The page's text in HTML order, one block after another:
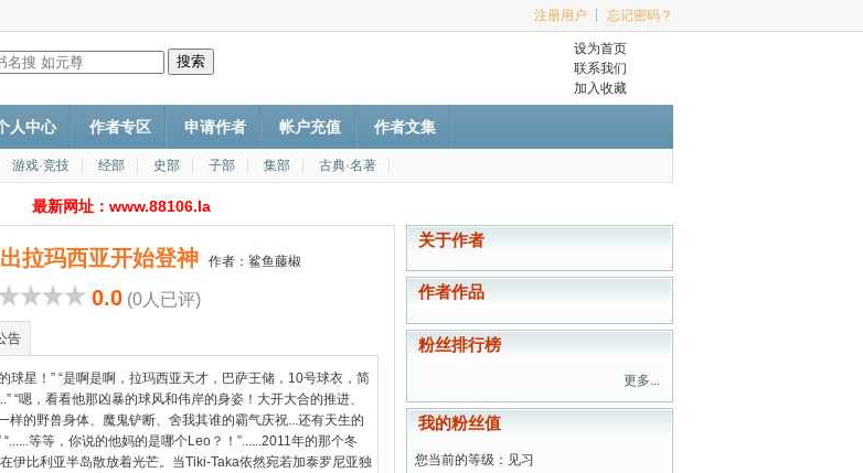
注册用户 ┊ 忘记密码？
设为首页
联系我们
加入收藏
人中心 作者专区 申请作者 帐户充值 作者文集
游戏·竞技 经部 史部 子部 集部 古典·名著
最新网址：www.88106.la
拉玛西亚开始登神 作者： 鲨鱼藤椒
0.0 (0人已评)
告
球星！” “是啊是啊，拉玛西亚天才，巴萨王储，10号球衣，简
“嗯，看看他那凶暴的球风和伟岸的身姿！大开大合的推进、
样的野兽身体、魔鬼铲断、舍我其谁的霸气庆祝...还有天生的
等等，你说的他妈的是哪个Leo？！”......2011年的那个冬
伊比利亚半岛散放着光芒。当Tiki-Taka依然宛若加泰罗尼亚独
关于作者
作者作品
粉丝排行榜
更多...
我的粉丝值
您当前的等级：见习